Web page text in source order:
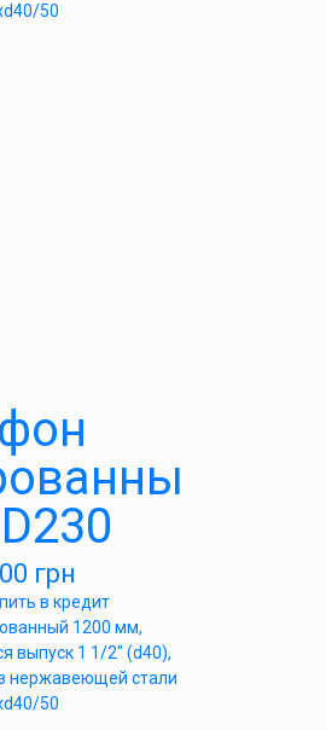
50
грн
в кредит
1200 мм,
выпуск 1 1/2″ (d40),
нержавеющей стали
50